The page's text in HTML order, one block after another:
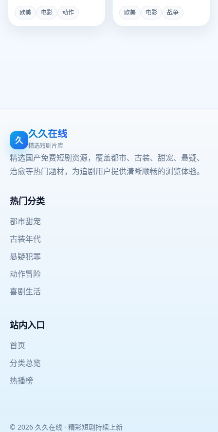
林对采伐者的生物审判官。
欧美 电影 动作
灭绝厮杀。
欧美 电影 战争
久 久久在线
精选短剧片库
精选国产免费短剧资源，覆盖都市、古装、甜宠、悬疑、
治愈等热门题材，为追剧用户提供清晰顺畅的浏览体验。
热门分类
都市甜宠
古装年代
悬疑犯罪
动作冒险
喜剧生活
站内入口
首页
分类总览
热播榜
© 2026 久久在线 · 精彩短剧持续上新